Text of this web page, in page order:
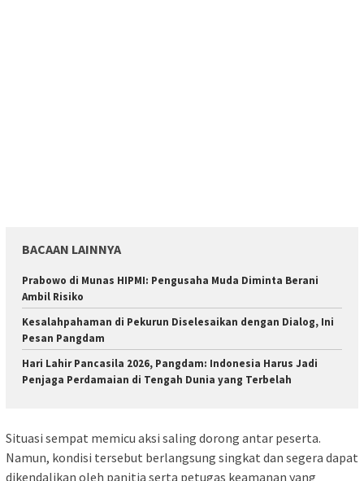
BACAAN LAINNYA
Prabowo di Munas HIPMI: Pengusaha Muda Diminta Berani
Ambil Risiko
Kesalahpahaman di Pekurun Diselesaikan dengan Dialog, Ini
Pesan Pangdam
Hari Lahir Pancasila 2026, Pangdam: Indonesia Harus Jadi
Penjaga Perdamaian di Tengah Dunia yang Terbelah
Situasi sempat memicu aksi saling dorong antar peserta.
Namun, kondisi tersebut berlangsung singkat dan segera dapat
dikendalikan oleh panitia serta petugas keamanan yang